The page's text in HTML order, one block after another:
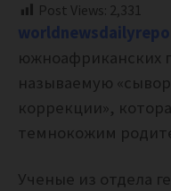
Post Views: 2,331
южноафриканских
называемую
коррекции»,
темнокожим
Ученые из отдела